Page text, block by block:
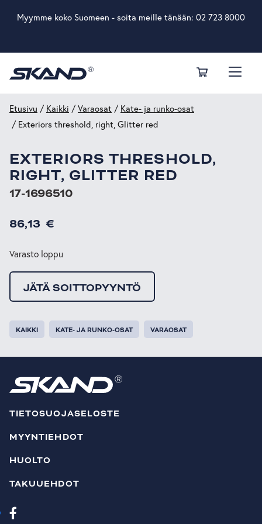
Myymme koko Suomeen - soita meille tänään: 02 723 8000
Etusivu / Kaikki /Varaosat / Kate- ja runko-osat
/ Exteriors threshold, right, Glitter red
EXTERIORS THRESHOLD,
RIGHT, GLITTER RED
17-1696510
86,13 €
Varasto loppu
JÄTÄ SOITTOPYYNTÖ
KAIKKI KATE- JA RUNKO-OSAT VARAOSAT
TIETOSUOJASELOSTE
MYYNTIEHDOT
HUOLTO
TAKUUEHDOT